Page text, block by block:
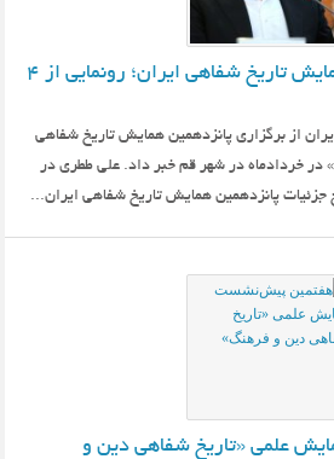
قم میزبان پانزدهمین همایش تاریخ شفاهی ایران؛ رونمایی از ۴
از برگزاری پانزدهمین همایش تاریخ شفاهی
در خردادماه در شهر قم خبر داد. علی ططری در
جزئیات پانزدهمین همایش تاریخ شفاهی ایران...
علمی «تاریخ شفاهی دین و